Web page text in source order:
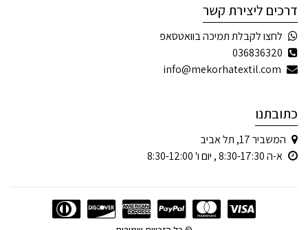
דרכים ליצירת קשר
לחצו לקבלת תמיכה בוואטסאפ
036836320
info@mekorhatextil.com
כתובתנו
המשביר 17, תל אביב
א-ה 8:30-17:30 , יום ו' 8:30-12:00